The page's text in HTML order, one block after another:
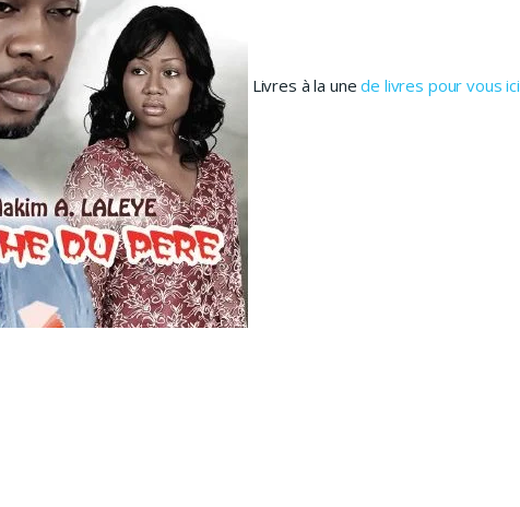
Livres à la unede livres pour vous ici